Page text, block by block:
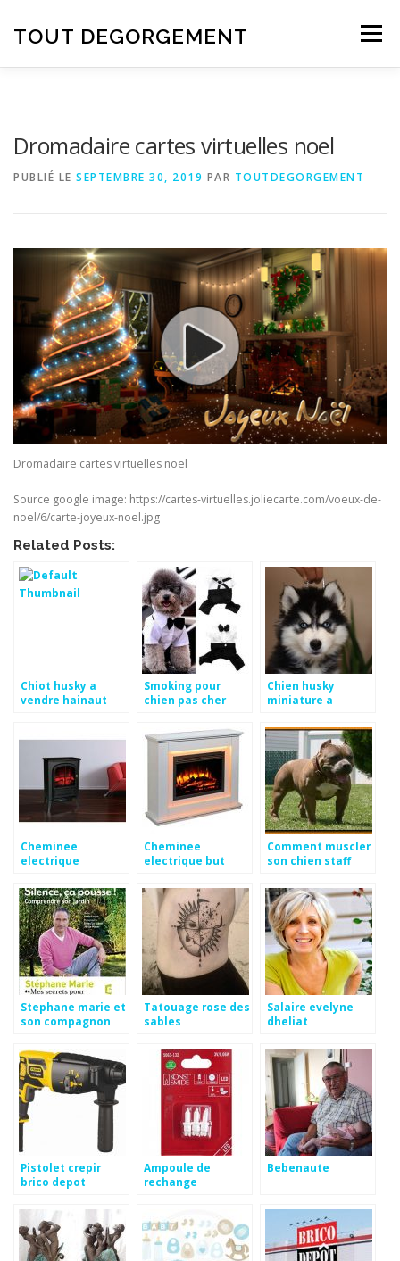
TOUT DEGORGEMENT Menu
Dromadaire cartes virtuelles noel
PUBLIÉ LE SEPTEMBRE 30, 2019 PAR TOUTDEGORGEMENT
Dromadaire cartes virtuelles noel
Source google image: https://cartes-virtuelles.joliecarte.com/voeux-de-
noel/6/carte-joyeux-noel.jpg
Related Posts:
Chiot husky a
vendre hainaut
Smoking pour
chien pas cher
Chien husky
miniature a
Cheminee
electrique
Cheminee
electrique but
Comment muscler
son chien staff
Stephane marie et
son compagnon
Tatouage rose des
sables
Salaire evelyne
dheliat
Pistolet crepir
brico depot
Ampoule de
rechange
Bebenaute